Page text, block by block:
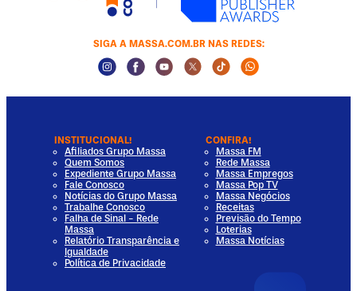
SIGA A MASSA.COM.BR NAS REDES:
Instagram Social Media
Facebook Social Media
Youtube Social Media
Twitter Social Media
Tiktok Social Media
Whatsapp
INSTITUCIONAL!
Afiliados Grupo Massa
Quem Somos
Expediente Grupo Massa
Fale Conosco
Notícias do Grupo Massa
Trabalhe Conosco
Falha de Sinal - Rede
Massa
Relatório Transparência e
Igualdade
Política de Privacidade
CONFIRA!
Massa FM
Rede Massa
Massa Empregos
Massa Pop TV
Massa Negócios
Receitas
Previsão do Tempo
Loterias
Massa Notícias